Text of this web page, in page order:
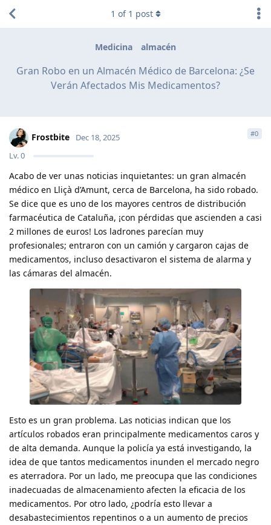
Medicina almacén
Gran Robo en un Almacén Médico de Barcelona: ¿Se
Verán Afectados Mis Medicamentos?
1 of 1 post
Frostbite
Lv.0
Dec 18, 2025 #0
Acabo de ver unas noticias inquietantes: un gran almacén
médico en Lliçà d’Amunt, cerca de Barcelona, ha sido robado.
Se dice que es uno de los mayores centros de distribución
farmacéutica de Cataluña, ¡con pérdidas que ascienden a casi
2 millones de euros! Los ladrones parecían muy
profesionales; entraron con un camión y cargaron cajas de
medicamentos, incluso desactivaron el sistema de alarma y
las cámaras del almacén.
Esto es un gran problema. Las noticias indican que los
artículos robados eran principalmente medicamentos caros y
de alta demanda. Aunque la policía ya está investigando, la
idea de que tantos medicamentos inunden el mercado negro
es aterradora. Por un lado, me preocupa que las condiciones
inadecuadas de almacenamiento afecten la eficacia de los
medicamentos. Por otro lado, ¿podría esto llevar a
desabastecimientos repentinos o a un aumento de precios